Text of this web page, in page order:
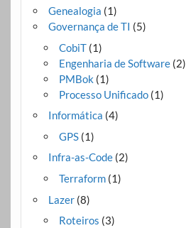
Genealogia (1)
Governança de TI (5)
CobiT(1)
Engenharia de Software(2)
PMBok (1)
Processo Unificado(1)
Informática (4)
GPS(1)
Infra-as-Code(2)
Terraform(1)
Lazer(8)
Roteiros (3)